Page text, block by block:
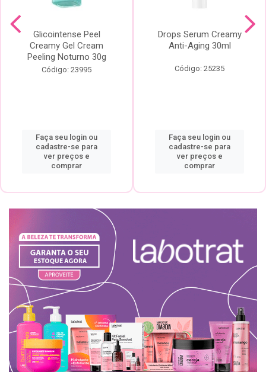
Glicointense Peel
Creamy Gel Cream
Peeling Noturno 30g
Código: 23995
Faça seu login ou
cadastre-se para
ver preços e
comprar
Drops Serum Creamy
Anti-Aging 30ml
Código: 25235
Faça seu login ou
cadastre-se para
ver preços e
comprar